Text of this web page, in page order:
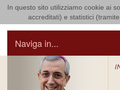
In questo sito utilizziamo cookie ai
accreditati) e statistici (tramite
Arcidiocesi di
Naviga in...